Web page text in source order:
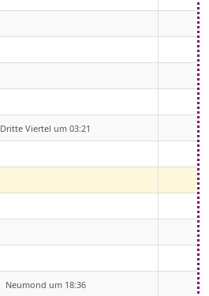
Dritte Viertel um 03:21
Neumond um 18:36